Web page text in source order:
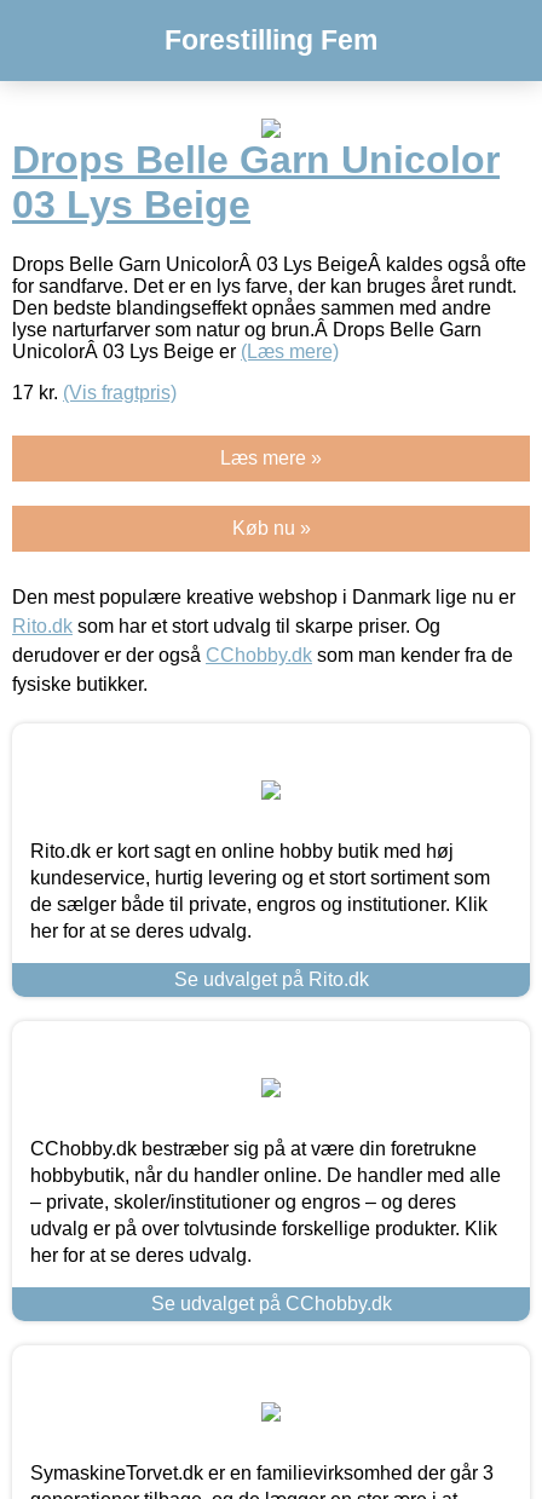
Forestilling Fem
Drops Belle Garn Unicolor
03 Lys Beige
Drops Belle Garn UnicolorÂ 03 Lys BeigeÂ kaldes også ofte
for sandfarve. Det er en lys farve, der kan bruges året rundt.
Den bedste blandingseffekt opnåes sammen med andre
lyse narturfarver som natur og brun.Â Drops Belle Garn
UnicolorÂ 03 Lys Beige er (Læs mere)
17 kr. (Vis fragtpris)
Læs mere »
Køb nu »
Den mest populære kreative webshop i Danmark lige nu er
Rito.dk som har et stort udvalg til skarpe priser. Og
derudover er der også CChobby.dk som man kender fra de
fysiske butikker.
Rito.dk er kort sagt en online hobby butik med høj
kundeservice, hurtig levering og et stort sortiment som
de sælger både til private, engros og institutioner. Klik
her for at se deres udvalg.
Se udvalget på Rito.dk
CChobby.dk bestræber sig på at være din foretrukne
hobbybutik, når du handler online. De handler med alle
– private, skoler/institutioner og engros – og deres
udvalg er på over tolvtusinde forskellige produkter. Klik
her for at se deres udvalg.
Se udvalget på CChobby.dk
SymaskineTorvet.dk er en familievirksomhed der går 3